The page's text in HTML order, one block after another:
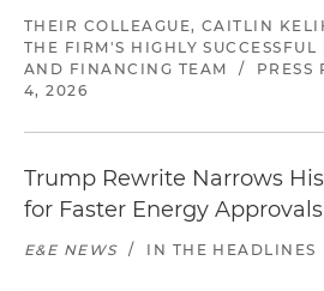
THEIR COLLEAGUE, CAITLIN
THE FIRM'S HIGHLY
AND FINANCING TEAM
/ PRESS
4, 2026
Trump Rewrite Narrows
for Faster Energy Approvals
E&E NEWS / IN THE HEADLINES